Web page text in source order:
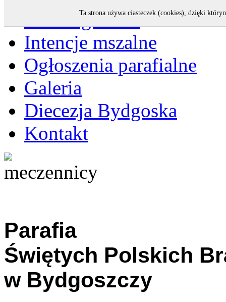
Strona główna
Intencje mszalne
Ogłoszenia parafialne
Galeria
Diecezja Bydgoska
Kontakt
Parafia
Świętych Polskich
w Bydgoszczy
Ta strona używa ciasteczek (cookies), dzięki